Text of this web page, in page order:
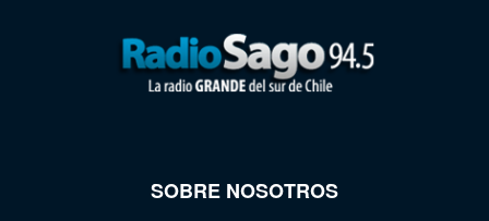
SOBRE NOSOTROS